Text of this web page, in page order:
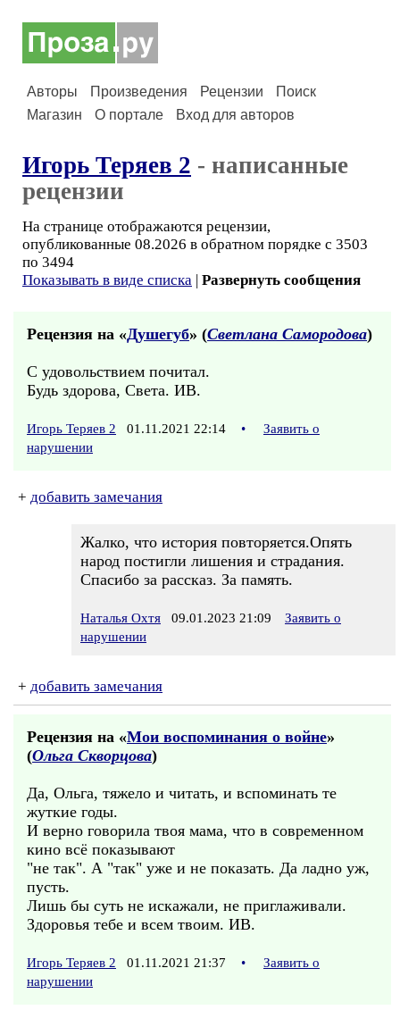
Авторы Произведения Рецензии
Поиск
Магазин
О портале Вход для авторов
Игорь Теряев 2 - написанные
рецензии
На странице отображаются рецензии,
опубликованные 08.2026 в обратном порядке с 3503
по 3494
Показывать в виде списка | Развернуть сообщения
Рецензия на «Душегуб» (Светлана Самородова)
С удовольствием почитал.
Будь здорова, Света. ИВ.
Игорь Теряев 2 01.11.2021 22:14 •
Заявить о
нарушении
+ добавить замечания
Жалко, что история повторяется.Опять
народ постигли лишения и страдания.
Спасибо за рассказ. За память.
Наталья Охтя 09.01.2023 21:09
Заявить о
нарушении
+ добавить замечания
Рецензия на «Мои воспоминания о войне»
(Ольга Скворцова)
Да, Ольга, тяжело и читать, и вспоминать те
жуткие годы.
И верно говорила твоя мама, что в современном
кино всё показывают
"не так". А "так" уже и не показать. Да ладно уж,
пусть.
Лишь бы суть не искажали, не приглаживали.
Здоровья тебе и всем твоим. ИВ.
Игорь Теряев 2 01.11.2021 21:37 •
Заявить о
нарушении